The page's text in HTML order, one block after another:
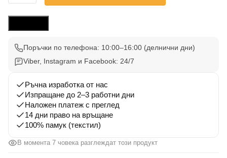
001
Поръчки по телефона: 10:00–16:00 (делнични дни)
Viber, Instagram и Facebook: 24/7
Ръчна изработка от нас
Изпращане до 2–3 работни дни
Наложен платеж с преглед
14 дни право на връщане
100% памук (текстил)
В момента 5 човека разглеждат този продукт